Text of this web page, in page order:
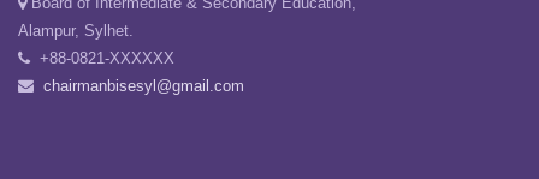
Board of Intermediate & Secondary Education,
Alampur, Sylhet.
+88-0821-XXXXXX